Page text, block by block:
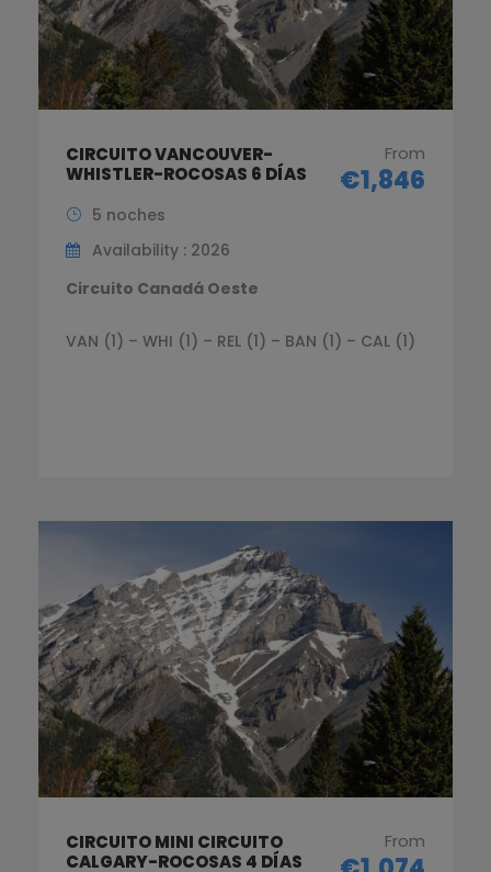
CIRCUITO VANCOUVER-
WHISTLER-ROCOSAS 6 DÍAS
From
€1,846
5 noches
Availability : 2026
Circuito Canadá Oeste
VAN (1) – WHI (1) – REL (1) – BAN (1) – CAL (1)
CIRCUITO MINI CIRCUITO
CALGARY-ROCOSAS 4 DÍAS
From